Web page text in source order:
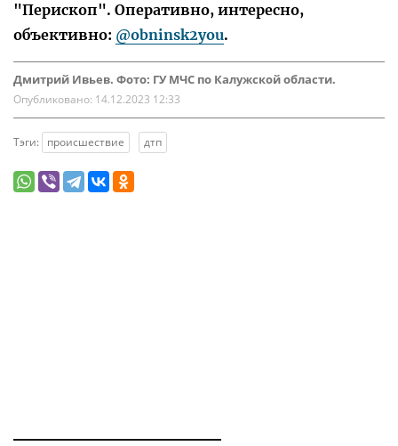
"Перископ". Оперативно, интересно,
объективно: @obninsk2you.
Дмитрий Ивьев. Фото: ГУ МЧС по Калужской области.
Опубликовано: 14.12.2023 12:33
Тэги: происшествие дтп